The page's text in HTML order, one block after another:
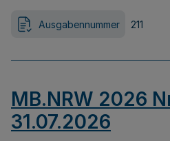
Ausgabennummer 211
MB.NRW 2026
31.07.2026